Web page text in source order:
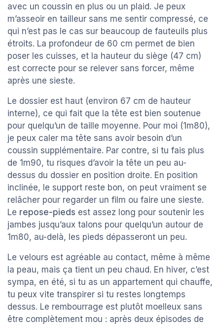
avec un coussin en plus ou un plaid. Je peux
m’asseoir en tailleur sans me sentir compressé, ce
qui n’est pas le cas sur beaucoup de fauteuils plus
étroits. La profondeur de 60 cm permet de bien
poser les cuisses, et la hauteur du siège (47 cm)
est correcte pour se relever sans forcer, même
après une sieste.
Le dossier est haut (environ 67 cm de hauteur
interne), ce qui fait que la tête est bien soutenue
pour quelqu’un de taille moyenne. Pour moi (1m80),
je peux caler ma tête sans avoir besoin d’un
coussin supplémentaire. Par contre, si tu fais plus
de 1m90, tu risques d’avoir la tête un peu au-
dessus du dossier en position droite. En position
inclinée, le support reste bon, on peut vraiment se
relâcher pour regarder un film ou faire une sieste.
Le repose-pieds est assez long pour soutenir les
jambes jusqu’aux talons pour quelqu’un autour de
1m80, au-delà, les pieds dépasseront un peu.
Le velours est agréable au contact, même à même
la peau, mais ça tient un peu chaud. En hiver, c’est
sympa, en été, si tu as un appartement qui chauffe,
tu peux vite transpirer si tu restes longtemps
dessus. Le rembourrage est plutôt moelleux sans
être complètement mou : après deux épisodes de